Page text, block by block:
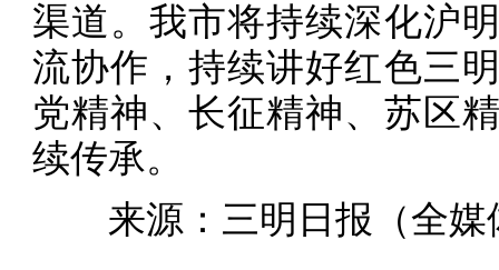
渠道。我市将持续深化沪
流协作，持续讲好红色三
党精神、长征精神、苏区
续传承。
来源：三明日报（全媒